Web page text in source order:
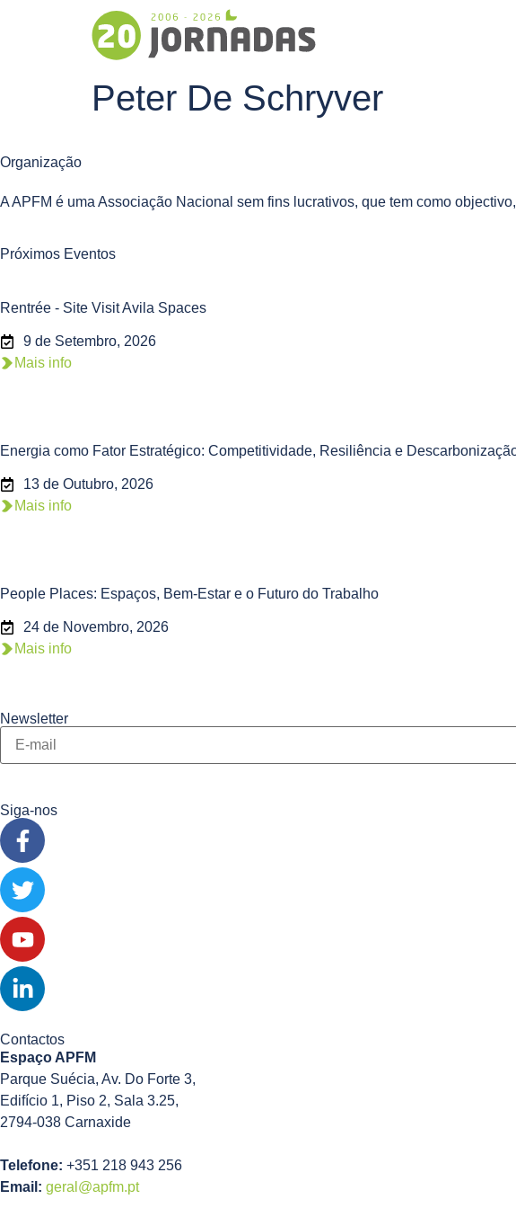
Peter De Schryver
Organização
A APFM é uma Associação Nacional sem fins lucrativos, que tem como
Próximos Eventos
Rentrée - Site Visit Avila Spaces
9 de Setembro, 2026
Mais info
Energia como Fator Estratégico: Competitividade, Resiliência e
13 de Outubro, 2026
Mais info
People Places: Espaços, Bem-Estar e o Futuro do Trabalho
24 de Novembro, 2026
Mais info
Newsletter
Siga-nos
Contactos
Espaço APFM
Parque Suécia, Av. Do Forte 3,
Edifício 1, Piso 2, Sala 3.25,
2794-038 Carnaxide
Telefone: +351 218 943 256
Email: geral@apfm.pt